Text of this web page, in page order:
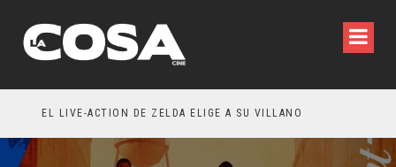
EL LIVE-ACTION DE ZELDA ELIGE A SU VILLANO